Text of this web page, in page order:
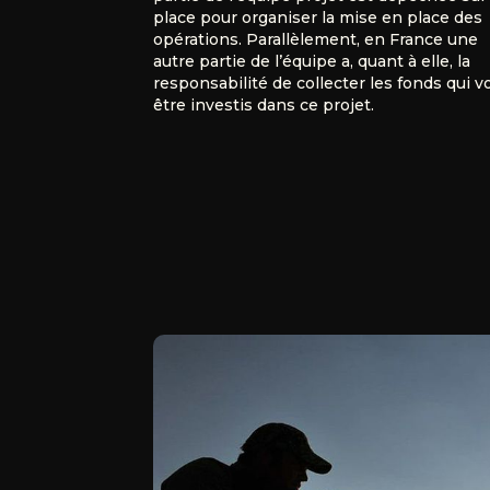
place pour organiser la mise en place des
opérations. Parallèlement, en France une
autre partie de l’équipe a, quant à elle, la
responsabilité de collecter les fonds qui
être investis dans ce projet.